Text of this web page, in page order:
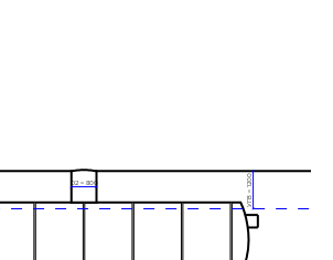
D2 = 800 УГВ = 1200